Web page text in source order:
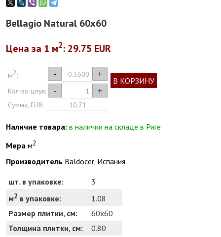
Bellagio Natural 60x60
Цена за 1 м2: 29.75 EUR
м2: - +
Кол-во штук: - +
Сумма, EUR: 10.71
В КОРЗИНУ
Наличие товара: в наличии на складе в Риге
Мера м2
Производитель Baldocer, Испания
шт. в упаковке:
3
м2 в упаковке:
1.08
Размер плитки, см:
60x60
Толщина плитки, см:
0.80